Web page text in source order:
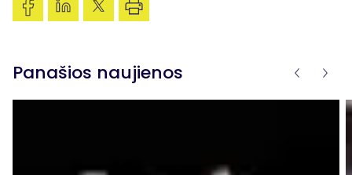
Panašios naujienos